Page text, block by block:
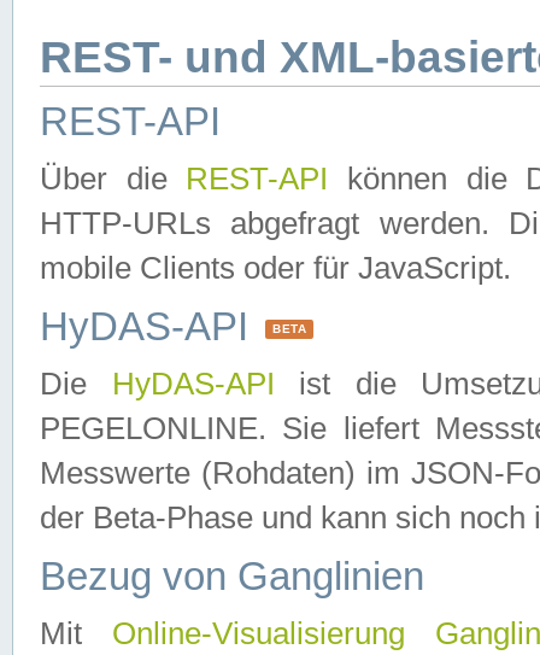
REST- und XML-
REST-API
Über die REST-API können die
HTTP-URLs abgefragt werden.
mobile Clients oder für JavaScript.
HyDAS-API BETA
Die HyDAS-API ist die
PEGELONLINE. Sie liefert
Messwerte (Rohdaten) im JSON-
der Beta-Phase und kann sich noch
Bezug von Ganglinien
Mit Online-Visualisierung